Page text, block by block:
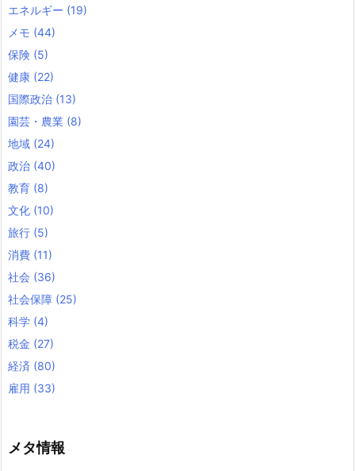
エネルギー (19)
メモ (44)
保険 (5)
健康 (22)
国際政治 (13)
園芸・農業 (8)
地域 (24)
政治 (40)
教育 (8)
文化 (10)
旅行 (5)
消費 (11)
社会 (36)
社会保障 (25)
科学 (4)
税金 (27)
経済 (80)
雇用 (33)
メタ情報